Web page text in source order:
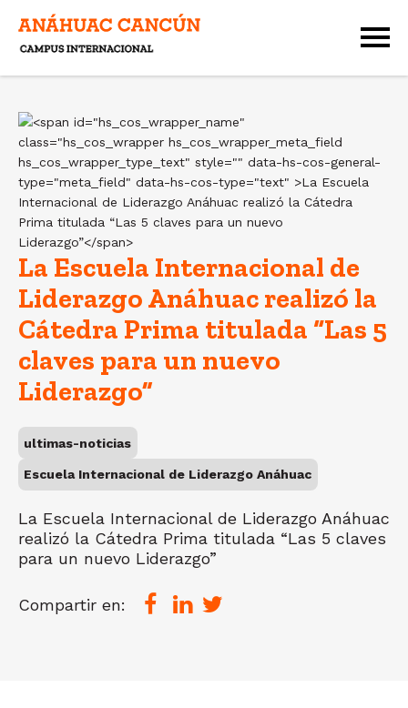
La Escuela Internacional de
Liderazgo Anáhuac realizó la
Cátedra Prima titulada “Las 5
claves para un nuevo
Liderazgo”
ultimas-noticias
Escuela Internacional de Liderazgo Anáhuac
La Escuela Internacional de Liderazgo Anáhuac
realizó la Cátedra Prima titulada “Las 5 claves
para un nuevo Liderazgo”
Compartir en: